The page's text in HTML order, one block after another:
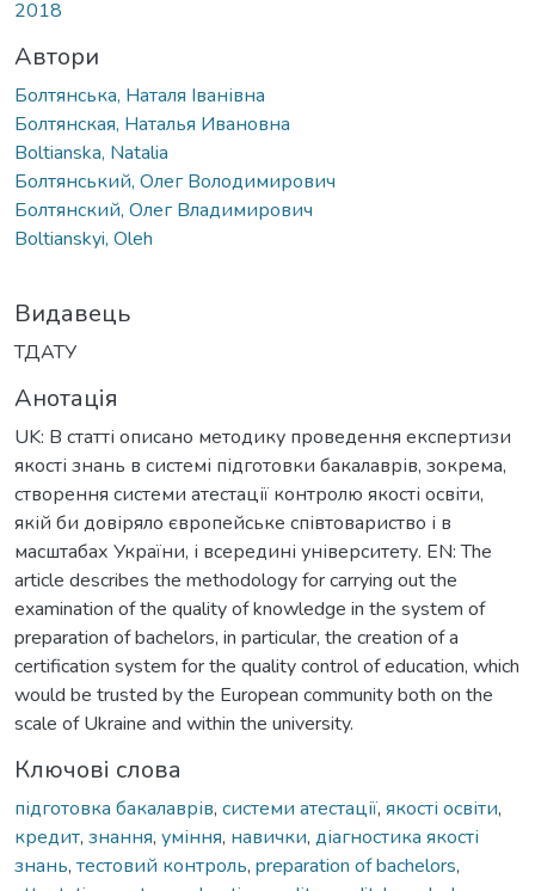
2018
Автори
Болтянська, Наталя Іванівна
Болтянская, Наталья Ивановна
Boltianska, Natalia
Болтянський, Олег Володимирович
Болтянский, Олег Владимирович
Boltianskyi, Oleh
Видавець
ТДАТУ
Анотація
UK: В статті описано методику проведення експертизи
якості знань в системі підготовки бакалаврів, зокрема,
створення системи атестації контролю якості освіти,
якій би довіряло європейське співтовариство і в
масштабах України, і всередині університету. EN: The
article describes the methodology for carrying out the
examination of the quality of knowledge in the system of
preparation of bachelors, in particular, the creation of a
certification system for the quality control of education, which
would be trusted by the European community both on the
scale of Ukraine and within the university.
Ключові слова
підготовка бакалаврів, системи атестації, якості освіти,
кредит, знання, уміння, навички, діагностика якості
знань, тестовий контроль, preparation of bachelors,